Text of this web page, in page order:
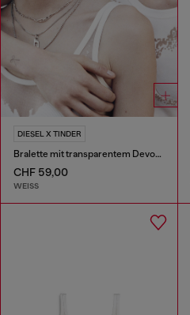
DIESEL X TINDER
Bralette mit transparentem Devoré-Effekt
CHF 59,00
WEISS